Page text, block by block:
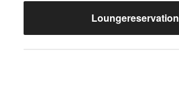
Loungereservation